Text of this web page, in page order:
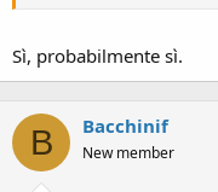
Sì, probabilmente sì.
B Bacchinif
New member